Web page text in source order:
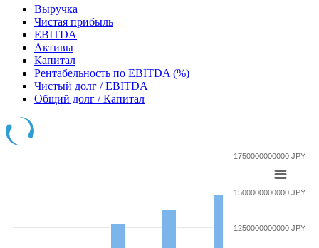
Выручка
Чистая прибыль
EBITDA
Активы
Капитал
Рентабельность по EBITDA (%)
Чистый долг / EBITDA
Общий долг / Капитал
1250000000000 JPY
1500000000000 JPY
1750000000000 JPY